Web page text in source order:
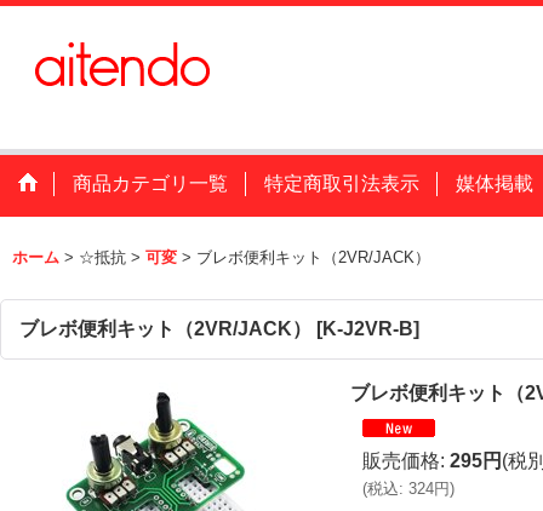
商品カテゴリ一覧 特定商取引法表示 媒体掲載
ホーム > ☆抵抗 > 可変 > ブレボ便利キット（2VR/JACK）
ブレボ便利キット（2VR/JACK） [K-J2VR-B]
ブレボ便利キット（
販売価格: 295円 (税
(税込: 324円)